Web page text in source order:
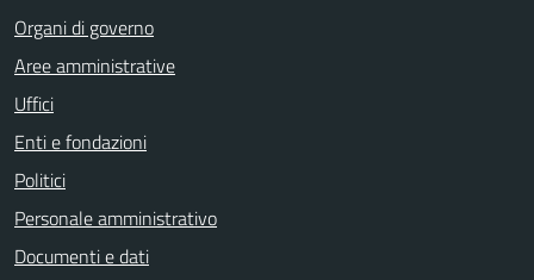
Organi di governo
Aree amministrative
Uffici
Enti e fondazioni
Politici
Personale amministrativo
Documenti e dati